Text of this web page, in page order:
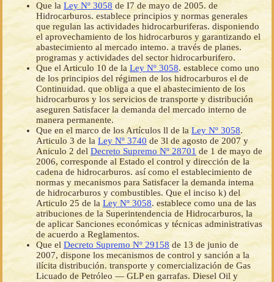
Que la Ley Nº 3058 de I7 de mayo de 2005. de
Hidrocarburos. establece principios y normas generales
que regulan las actividades hidrocarburiferas. disponiendo
el aprovechamiento de los hidrocarburos y garantizando el
abastecimiento al mercado intemo. a través de planes.
programas y actividades del sector hidrocarburifero.
Que el Articulo 10 de la Ley Nº 3058. establece como uno
de los principios del régimen de los hidrocarburos el de
Continuidad. que obliga a que el abastecimiento de los
hidrocarburos y los servicios de transporte y distribución
aseguren Satisfacer la demanda del mercado interno de
manera permanente.
Que en el marco de los Artículos ll de la Ley Nº 3058.
Articulo 3 de la Ley Nº 3740 de 3l de agosto de 2007 y
Aniculo 2 del Decreto Supremo Nº 28701 de 1 de mayo de
2006, corresponde al Estado el control y dirección de la
cadena de hidrocarburos. así como el establecimiento de
normas y mecanismos para Satisfacer la demanda intema
de hidrocarburos y combustibles. Que el inciso k) del
Articulo 25 de la Ley Nº 3058. establece como una de las
atribuciones de la Superintendencia de Hidrocarburos, la
de aplicar Sanciones económicas y técnicas administrativas
de acuerdo a Reglamentos.
Que el Decreto Supremo Nº 29158 de 13 de junio de
2007, dispone los mecanismos de control y sanción a la
ilícita distribución. transporte y comercialización de Gas
Licuado de Petróleo — GLP en garrafas. Diesel Oil y